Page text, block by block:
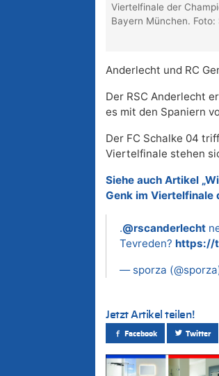
Viertelfinale der
Bayern München.
Anderlecht und RC
Der RSC Anderlecht
es mit den Spaniern
Der FC Schalke 04
Viertelfinale stehen
Siehe auch Artikel
Genk im Viertelfinale
.@rscanderlecht
Tevreden? https://
— sporza
Jetzt Artikel teilen!
Facebook Twitter